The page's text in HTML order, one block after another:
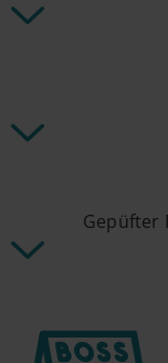
Gepüfter